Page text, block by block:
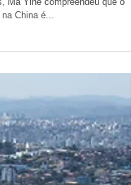
ja estao sendo construidas na